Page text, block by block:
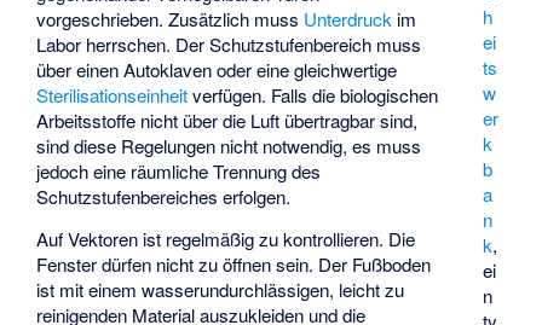
h
ei
ts
w
er
k
b
a
n
k,
ei
n
vorgeschrieben. Zusätzlich muss Unterdruck im
Labor herrschen. Der Schutzstufenbereich muss
über einen Autoklaven oder eine gleichwertige
Sterilisationseinheitverfügen. Falls die biologischen
Arbeitsstoffe nicht über die Luft übertragbar sind,
sind diese Regelungen nicht notwendig, es muss
jedoch eine räumliche Trennung des
Schutzstufenbereiches erfolgen.
Auf Vektoren ist regelmäßig zu kontrollieren. Die
Fenster dürfen nicht zu öffnen sein. Der Fußboden
ist mit einem wasserundurchlässigen, leicht zu
reinigenden Material auszukleiden und die